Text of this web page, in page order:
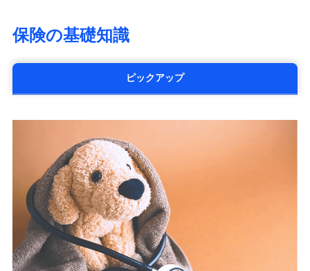
太陽生命保険株式会社（https://www.taiyo-
チューリッヒ生命保険株式会社
（https://www.zurichlife.co.jp/）
東京海上日動あんしん生命保険株式会社
（https://www.nanairolife.co.jp/）
日本生命保険相互会社
（https://www.nissay.co.jp）
はなさく生命保険株式会社
（https://www.life8739.co.jp/）
マニュライフ生命保険株式会社
（https://www.manulife.co.jp/）
三井住友海上あいおい生命保険株式会社
（https://www.msa-life.co.jp/）
保険の基礎知識
ピックアップ